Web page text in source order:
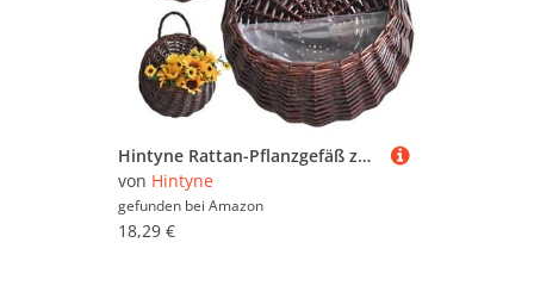
Hintyne Rattan-Pflanzgefäß zum Aufhängen 2 Stück natürlicher Rattan-Pflanztopf Vintage-Wandbehangkorb Aufbewahrungspflanzenkorb Rattan-Blumentopf zum Aufhängen an der Wand Dunkelbraun
von Hintyne
gefunden bei Amazon
18,29 €